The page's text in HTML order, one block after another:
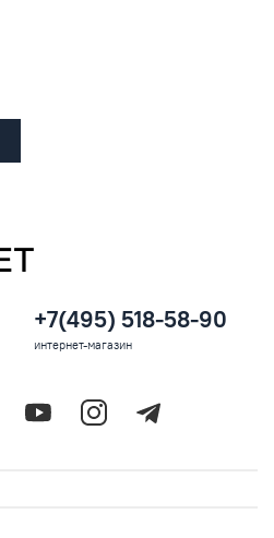
+7(495) 518-58-90
интернет-магазин